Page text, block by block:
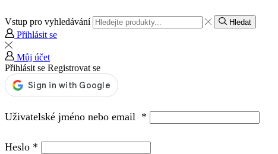
Vstup pro vyhledávání Hledat
Přihlásit se
Můj účet
Přihlásit se Registrovat se
Uživatelské jméno nebo email *
Heslo *